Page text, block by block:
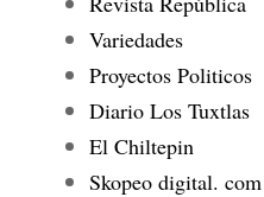
Variedades
Proyectos Politicos
Diario Los Tuxtlas
El Chiltepin
Skopeo digital. com